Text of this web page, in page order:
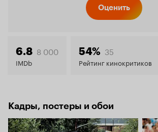
7.6
Оценить
6.8 8 000
IMDb
54% 35
Рейтинг кинокритиков
Кадры, постеры и обои